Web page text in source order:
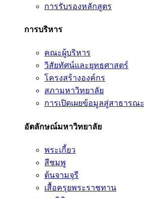
การรับรองหลักสูตร
การบริหาร
คณะผู้บริหาร
วิสัยทัศน์และยุทธศาสตร์
โครงสร้างองค์กร
สภามหาวิทยาลัย
การเปิดเผยข้อมูลสู่สาธารณะ
อัตลักษณ์มหาวิทยาลัย
พระเกี้ยว
สีชมพู
ต้นจามจุรี
เสื้อครุยพระราชทาน